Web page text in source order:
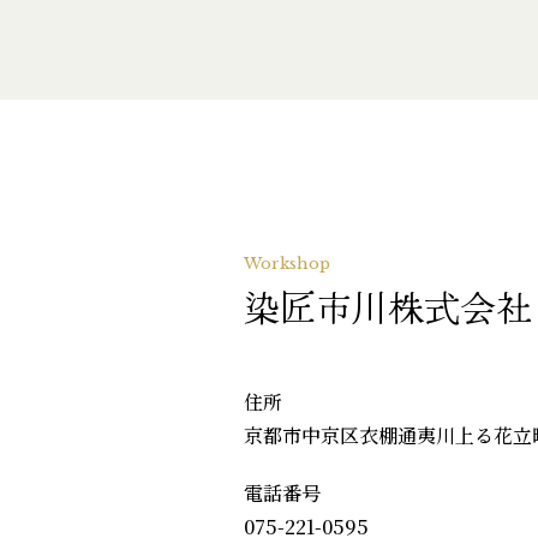
Workshop
染匠市川株式会社
住所
京都市中京区衣棚通夷川上る花立
電話番号
075-221-0595